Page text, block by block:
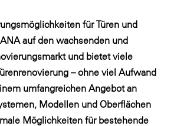
für Türen und
auf den wachsenden und
und bietet viele
– ohne viel Aufwand
umfangreichen Angebot an
Modellen und Oberflächen
Möglichkeiten für bestehende